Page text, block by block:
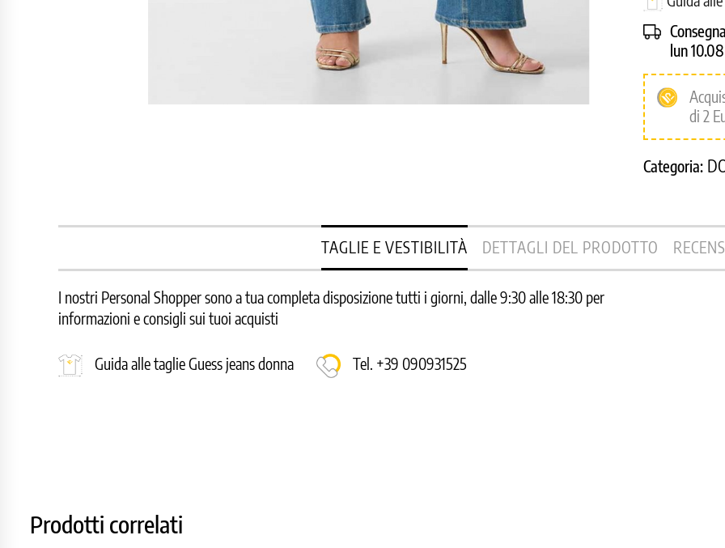
lun
di 2
Categoria:
TAGLIE E VESTIBILITÀ DETTAGLI DEL PRODOTTO
I nostri Personal Shopper sono a tua completa disposizione tutti i giorni, dalle 9:30 alle 18:30 per
informazioni e consigli sui tuoi acquisti
Guida alle taglie Guess jeans donna Tel. +39 090931525
Prodotti correlati